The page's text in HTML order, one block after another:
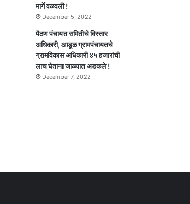
मार्गे वळवली !
December 5, 2022
पैठण पंचायत समितीचे विस्तार
अधिकारी, आडूळ ग्रामपंचायतचे
ग्रामविकास अधिकारी ४५ हजारांची
लाच घेताना जाळ्यात अडकले !
December 7, 2022